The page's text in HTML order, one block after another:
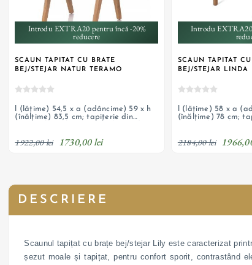
Introdu EXTRA20 pentru încă -20%
reducere
SCAUN TAPITAT CU BRATE
BEJ/STEJAR NATUR TERAMO
l (lățime) 54,5 x a (adâncime) 59 x h
(înălțime) 83,5 cm; tapițerie din
comandă
1922,00 lei 1730,00 lei
Introdu
SCAUN TAPITAT CU
BEJ/STEJAR LINDA
l (lățime) 58 x a
(înălțime) 78 cm;
comandă
2184,00 lei
DESCRIERE
Scaunul tapițat cu brațe bej/stejar Lily este caracterizat
șezut moale și tapițat, pentru confort sporit, contrastând